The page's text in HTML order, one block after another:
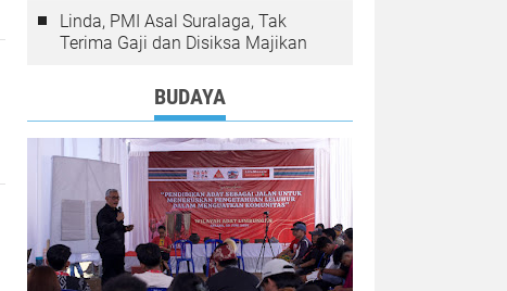
Linda, PMI Asal Suralaga, Tak
Terima Gaji dan Disiksa Majikan
BUDAYA